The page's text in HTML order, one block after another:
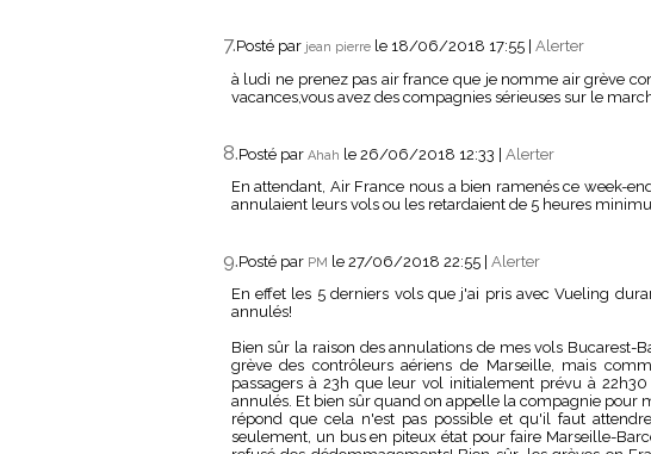
7.Posté par jean pierre le 18/06/2018 17:55 Alerter
à ludi ne prenez pas air france que je nomme air grève
vacances,vous avez des compagnies sérieuses sur le
8.Posté par Ahah le 26/06/2018 12:33 | Alerter
En attendant, Air France nous a bien ramenés ce week-
annulaient leurs vols ou les retardaient de 5 heures
9.Posté par PM le 27/06/2018 22:55 | Alerter
En effet les 5 derniers vols que j'ai pris avec Vueling
annulés!
Bien sûr la raison des annulations de mes vols Bucarest-
grève des contrôleurs aériens de Marseille, mais
passagers à 23h que leur vol initialement prévu à
annulés. Et bien sûr quand on appelle la compagnie pour
répond que cela n'est pas possible et qu'il faut
seulement, un bus en piteux état pour faire Marseille-